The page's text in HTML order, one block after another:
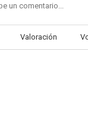
Valoración